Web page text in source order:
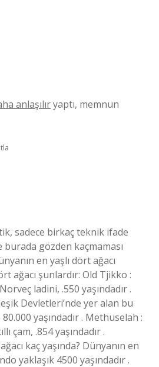
anlaşılıryaptı, memnun
sadece birkaç teknik ifade
gözden kaçmaması
en yaşlı dört ağacı
ağacı şunlardır: Old Tjikko :
ladini, .550 yaşındadır .
Devletleri’nde yer alan bu
yaşındadır . Methuselah :
çam, .854 yaşındadır .
kaç yaşında? Dünyanın en
yaklaşık 4500 yaşındadır .